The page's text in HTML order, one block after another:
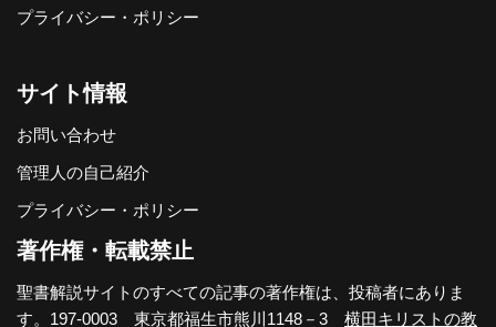
プライバシー・ポリシー
サイト情報
お問い合わせ
管理人の自己紹介
プライバシー・ポリシー
著作権・転載禁止
聖書解説サイトのすべての記事の著作権は、投稿者にありま
す。197-0003 東京都福生市熊川1148－3 横田キリストの教